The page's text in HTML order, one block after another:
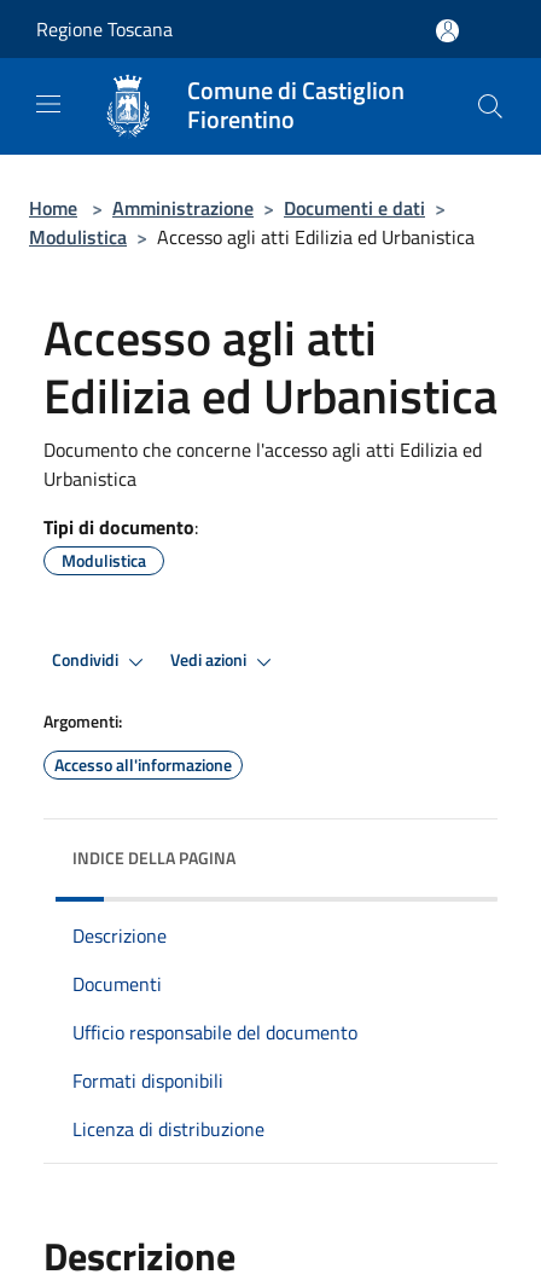
Regione Toscana
Comune di Castiglion
Fiorentino
Home > Amministrazione > Documenti e dati >
Modulistica > Accesso agli atti Edilizia ed Urbanistica
Accesso agli atti
Edilizia ed Urbanistica
Documento che concerne l'accesso agli atti Edilizia ed
Urbanistica
Tipi di documento:
Modulistica
Condividi Vedi azioni
Argomenti:
Accesso all'informazione
INDICE DELLA PAGINA
Descrizione
Documenti
Ufficio responsabile del documento
Formati disponibili
Licenza di distribuzione
Descrizione